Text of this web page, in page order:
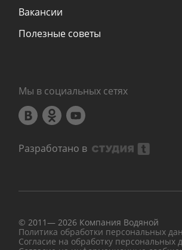
Вакансии
Полезные советы
Мы в социальных сетях
Разработано в
© 2011— 2026 Компания Водяной
Политика обработки персональных
Согласие на обработку персональных